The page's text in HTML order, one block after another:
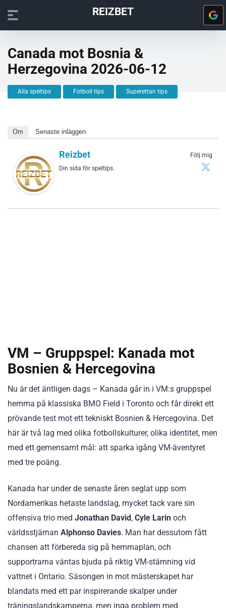
REIZBET
Canada mot Bosnia &
Herzegovina 2026-06-12
Alla speltips Fotboll tips Superettan tips
Om Senaste inläggen
Följ mig
Reizbet
Din sida för speltips.
VM – Gruppspel: Kanada mot
Bosnien & Hercegovina
Nu är det äntligen dags – Kanada går in i VM:s gruppspel
hemma på klassiska BMO Field i Toronto och får direkt ett
prövande test mot ett tekniskt Bosnien & Hercegovina. Det
här är två lag med olika fotbollskulturer, olika identitet, men
med ett gemensamt mål: att sparka igång VM-äventyret
med tre poäng.
Kanada har under de senaste åren seglat upp som
Nordamerikas hetaste landslag, mycket tack vare sin
offensiva trio med Jonathan David , Cyle Larin och
världsstjärnan Alphonso Davies. Man har dessutom fått
chansen att förbereda sig på hemmaplan, och
supportrarna väntas bjuda på riktig VM-stämning vid
vattnet i Ontario. Säsongen in mot mästerskapet har
blandats med ett par inspirerande skalper under
träningslandskamperna, men inga problem med